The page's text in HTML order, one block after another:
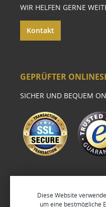
WIR HELFEN GERNE
Kontakt
GEPRÜFTER
SICHER UND BEQUEM
Diese Website
um eine bestmögliche